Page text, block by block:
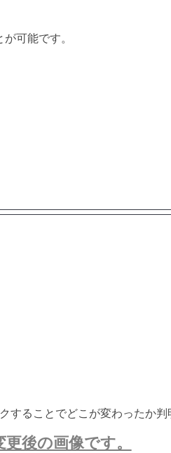
可能です。
することでどこが変わったか判
更後の画像です。